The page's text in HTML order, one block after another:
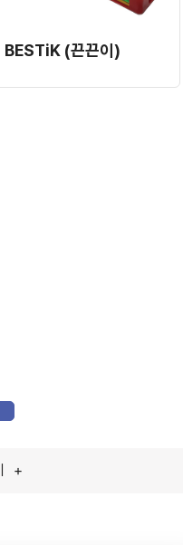
BESTiK (끈끈이)
+